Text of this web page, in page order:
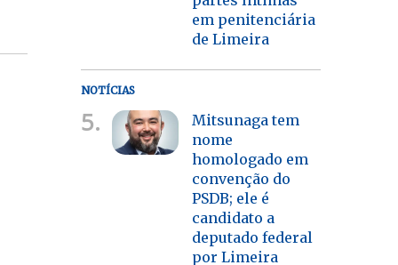
em penitenciária
de Limeira
NOTÍCIAS
5.
Mitsunaga tem
nome
homologado em
convenção do
PSDB; ele é
candidato a
deputado federal
por Limeira